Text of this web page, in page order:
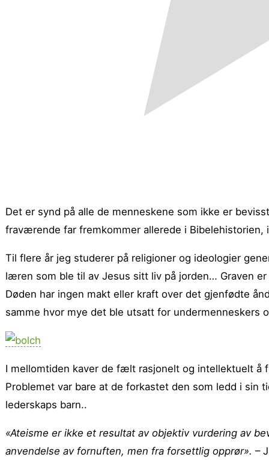
Det er synd på alle de menneskene som ikke er
fraværende far fremkommer allerede i
Til flere år jeg studerer på religioner og ideologier
læren som ble til av Jesus sitt liv på jorden… Graven
Døden har ingen makt eller kraft over det gjenfødte
samme hvor mye det ble utsatt for undermenneskers
I mellomtiden kaver de fælt rasjonelt og intellektuelt å
Problemet var bare at de forkastet den som ledd i sin
lederskaps barn..
«Ateisme er ikke et resultat av objektiv vurdering av
anvendelse av fornuften, men fra forsettlig opprør». –